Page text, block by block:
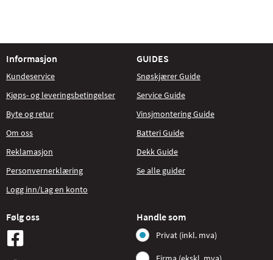
Informasjon
Kundeservice
Kjøps- og leveringsbetingelser
Byte og retur
Om oss
Reklamasjon
Personvernerklæring
Logg inn/Lag en konto
GUIDES
Snøskjærer Guide
Service Guide
Vinsjmontering Guide
Batteri Guide
Dekk Guide
Se alle guider
Følg oss Handle som
Privat (inkl. mva)